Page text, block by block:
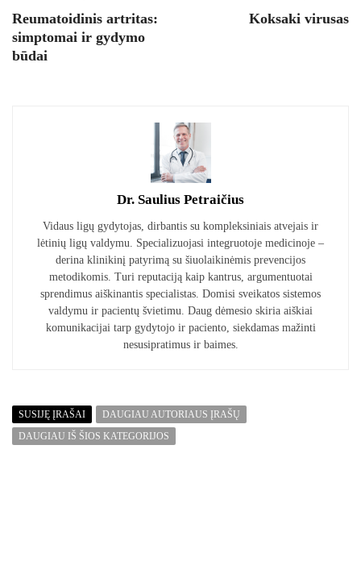
Reumatoidinis artritas:
simptomai ir gydymo
būdai
Koksaki virusas
Dr. Saulius Petraičius
Vidaus ligų gydytojas, dirbantis su kompleksiniais atvejais ir
lėtinių ligų valdymu. Specializuojasi integruotoje medicinoje –
derina klinikinį patyrimą su šiuolaikinėmis prevencijos
metodikomis. Turi reputaciją kaip kantrus, argumentuotai
sprendimus aiškinantis specialistas. Domisi sveikatos sistemos
valdymu ir pacientų švietimu. Daug dėmesio skiria aiškiai
komunikacijai tarp gydytojo ir paciento, siekdamas mažinti
nesusipratimus ir baimes.
SUSIJĘ ĮRAŠAI
DAUGIAU AUTORIAUS ĮRAŠŲ
DAUGIAU IŠ ŠIOS KATEGORIJOS